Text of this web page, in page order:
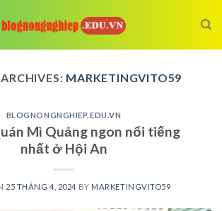
MARKETINGVITO59
BLOGNONGNGHIEP.EDU.VN
Mì Quảng ngon nổi tiếng
nhất ở Hội An
25 THÁNG 4, 2024 BY MARKETINGVITO59